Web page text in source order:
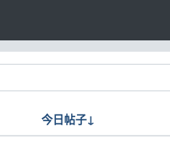
今日帖子↓